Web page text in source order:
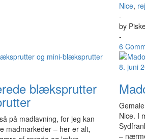
Nice,
-
by
-
6
blæksprutter
på madlavning, for jeg kan
madmarkeder – her er alt,
8. juni
Nice. I
–